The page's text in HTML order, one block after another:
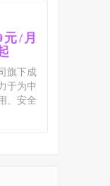
/月
旗下成
于为中
、安全